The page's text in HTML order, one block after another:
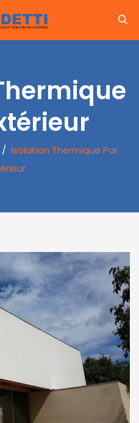
/ Isolation Thermique Par
culturel